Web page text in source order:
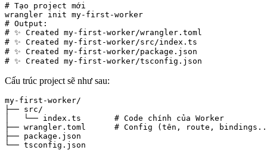
# Tạo project mới
wrangler init my-first-worker
# Output:
# ✨ Created my-first-worker/wrangler.toml
# ✨ Created my-first-worker/src/index.ts
# ✨ Created my-first-worker/package.json
# ✨ Created my-first-worker/tsconfig.json
Cấu trúc project sẽ như sau:
my-first-worker/
├── src/
│   └── index.ts       # Code chính của Worker
├── wrangler.toml      # Config (tên, route,
├── package.json
└── tsconfig.json